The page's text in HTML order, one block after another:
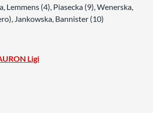
Lemmens (4), Piasecka (9), Wenerska,
Jankowska, Bannister (10)
Ligi